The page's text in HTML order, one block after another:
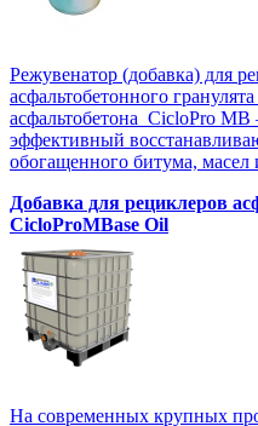
Режувенатор (добавка) для
асфальтобетонного
асфальтобетона CicloPro
эффективный
обогащенного битума, масел
Добавка для рециклеров
CicloProMBase Oil
На современных крупных